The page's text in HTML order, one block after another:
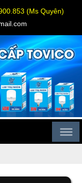
(Ms Quyên)